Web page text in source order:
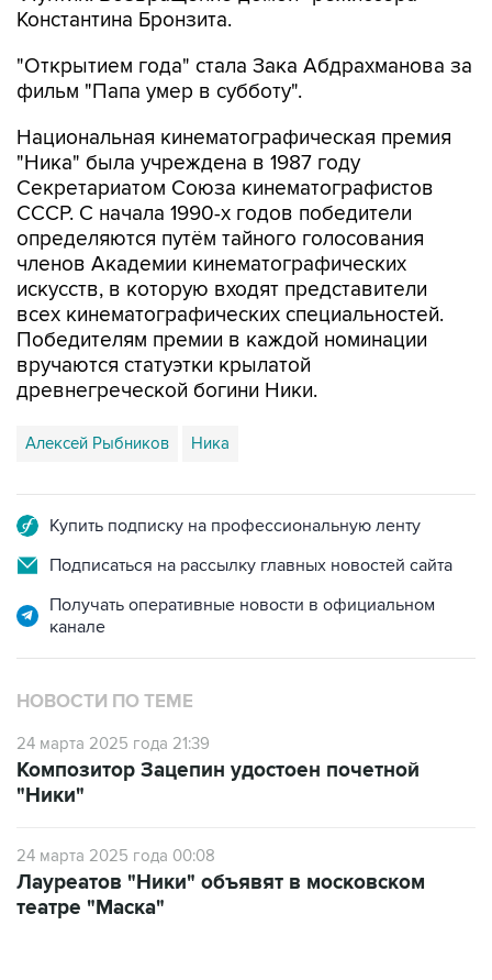
"Открытием года" стала Зака Абдрахманова за
Национальная кинематографическая премия
Секретариатом Союза кинематографистов
СССР. С начала 1990-х годов победители
определяются путём тайного голосования
членов Академии кинематографических
искусств, в которую входят представители
всех кинематографических специальностей.
Победителям премии в каждой номинации
вручаются статуэтки крылатой
древнегреческой богини Ники.
Алексей Рыбников Ника
Подписаться на рассылку главных новостей сайта
Получать оперативные новости в официальном
НОВОСТИ ПО ТЕМЕ
24 марта 2025 года 21:39
"Ники"
театре "Маска"